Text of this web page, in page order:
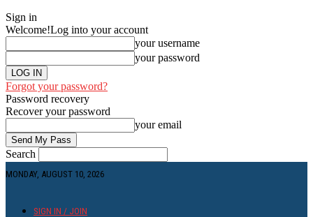
Sign in
Welcome!Log into your account
your username
your password
Forgot your password?
Password recovery
Recover your password
your email
Search
MONDAY, AUGUST 10, 2026
SIGN IN / JOIN